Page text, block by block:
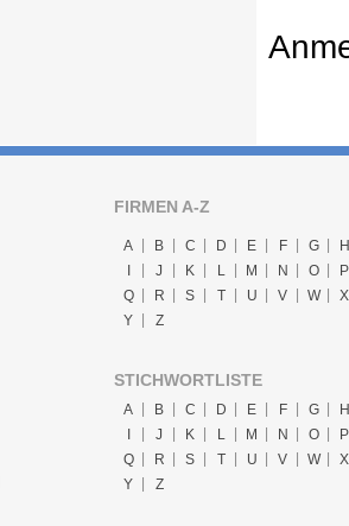
FIRMEN A-Z
A B C D E F G
H
J K L M N O
P
Q
R S T U V W
X
Y
Z
STICHWORTLISTE
A B C D E F G
H
J K L M N O
P
Q
R S T U V W
X
Y
Z